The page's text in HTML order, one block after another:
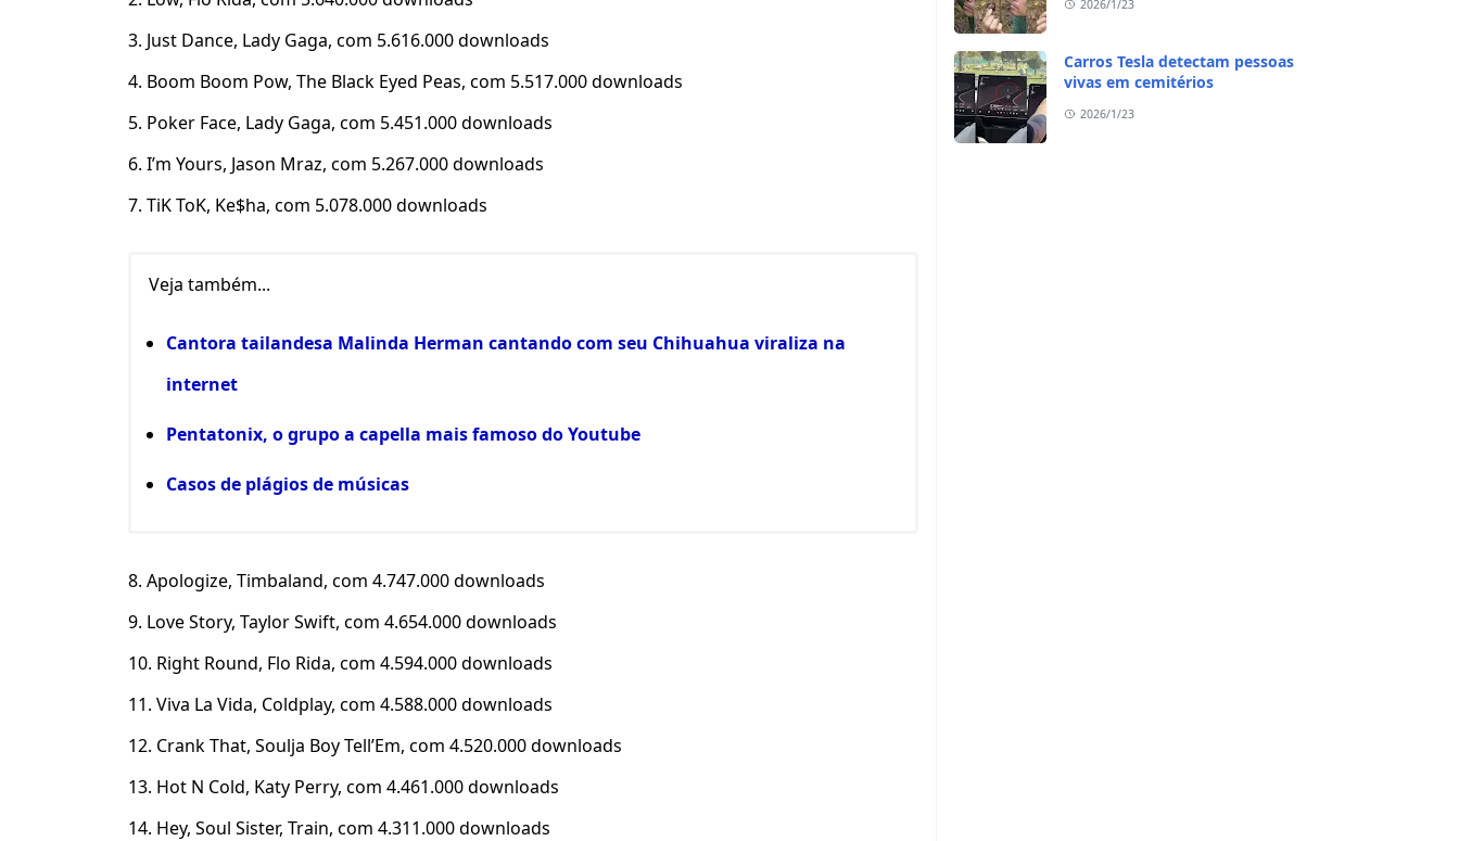
3. Just Dance, Lady Gaga, com 5.616.000 downloads
4. Boom Boom Pow, The Black Eyed Peas, com 5.517.000 downloads
5. Poker Face, Lady Gaga, com 5.451.000 downloads
6. I’m Yours, Jason Mraz, com 5.267.000 downloads
7. TiK ToK, Ke$ha, com 5.078.000 downloads
Veja também...
Cantora tailandesa Malinda Herman cantando com seu Chihuahua viraliza na
internet
Pentatonix, o grupo a capella mais famoso do Youtube
Casos de plágios de músicas
8. Apologize, Timbaland, com 4.747.000 downloads
9. Love Story, Taylor Swift, com 4.654.000 downloads
10. Right Round, Flo Rida, com 4.594.000 downloads
11. Viva La Vida, Coldplay, com 4.588.000 downloads
12. Crank That, Soulja Boy Tell’Em, com 4.520.000 downloads
13. Hot N Cold, Katy Perry, com 4.461.000 downloads
14. Hey, Soul Sister, Train, com 4.311.000 downloads
2026/1/23
Carros Tesla detectam pessoas
vivas em cemitérios
2026/1/23